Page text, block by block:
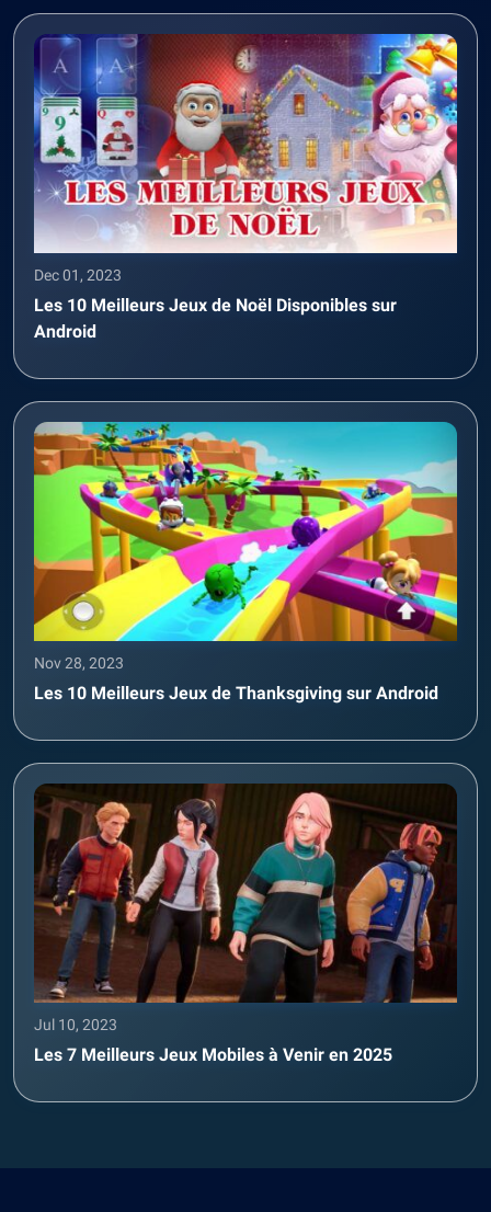
Dec 01, 2023
Les 10 Meilleurs Jeux de Noël Disponibles sur
Android
Nov 28, 2023
Les 10 Meilleurs Jeux de Thanksgiving sur Android
Jul 10, 2023
Les 7 Meilleurs Jeux Mobiles à Venir en 2025